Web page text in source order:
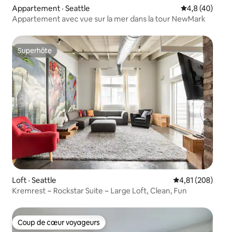
Appartement · Seattle Note
4,8 (40)
Appartement avec vue sur la mer dans la tour NewMark
Superhôte
Superhôte
Loft · Seattle Note
4,81 (208)
Kremrest ~ Rockstar Suite ~ Large Loft, Clean, Fun
Coup de cœur voyageurs
Coup de cœur voyageurs